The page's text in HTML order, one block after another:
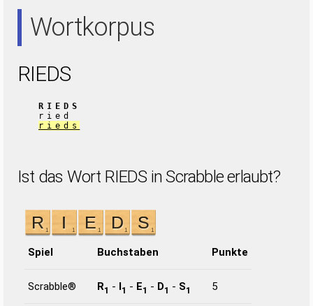
Wortkorpus
RIEDS
RIEDS
ried
rieds
Ist das Wort RIEDS in Scrabble erlaubt?
Spiel Buchstaben Punkte
Scrabble® R1 - I1 - E1 - D1 - S1 5